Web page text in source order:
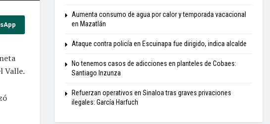
Valle.
Aumenta consumo de agua por calor y temporada vacacional
en Mazatlán
Ataque contra policía en Escuinapa fue dirigido, indica alcalde
No tenemos casos de adicciones en planteles de Cobaes:
Santiago Inzunza
Refuerzan operativos en Sinaloa tras graves privaciones
ilegales: García Harfuch